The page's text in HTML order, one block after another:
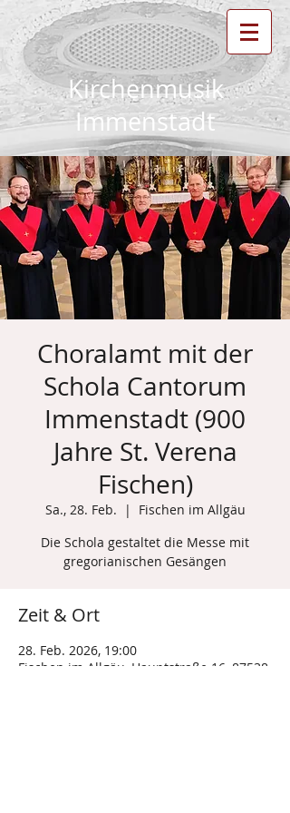
Kirchenmusik
Immenstadt
Choralamt mit der
Schola Cantorum
Immenstadt (900
Jahre St. Verena
Fischen)
Sa., 28. Feb.
  |
Fischen im Allgäu
Die Schola gestaltet die Messe mit
gregorianischen Gesängen
Zeit & Ort
28. Feb. 2026, 19:00
Fischen im Allgäu, Hauptstraße 16, 87538